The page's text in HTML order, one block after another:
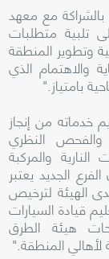
مع معهد
تلبية متطلبات
وتطوير المنطقة
والاهتمام الذي
بامتياز."
خدماته من إنجاز
والفحص النظري
والمركبة
الجديد يعتبر
لدى الهيئة لترخيص
قيادة السيارات
هيئة الطرق
المنطقة."